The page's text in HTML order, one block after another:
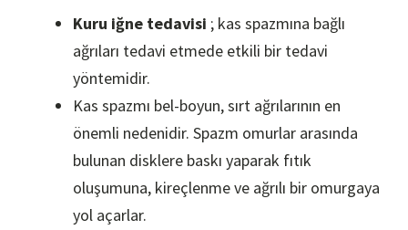
Kuru iğne tedavisi ; kas spazmına bağlı
ağrıları tedavi etmede etkili bir tedavi
yöntemidir.
Kas spazmı bel-boyun, sırt ağrılarının en
önemli nedenidir. Spazm omurlar arasında
bulunan disklere baskı yaparak fıtık
oluşumuna, kireçlenme ve ağrılı bir omurgaya
yol açarlar.